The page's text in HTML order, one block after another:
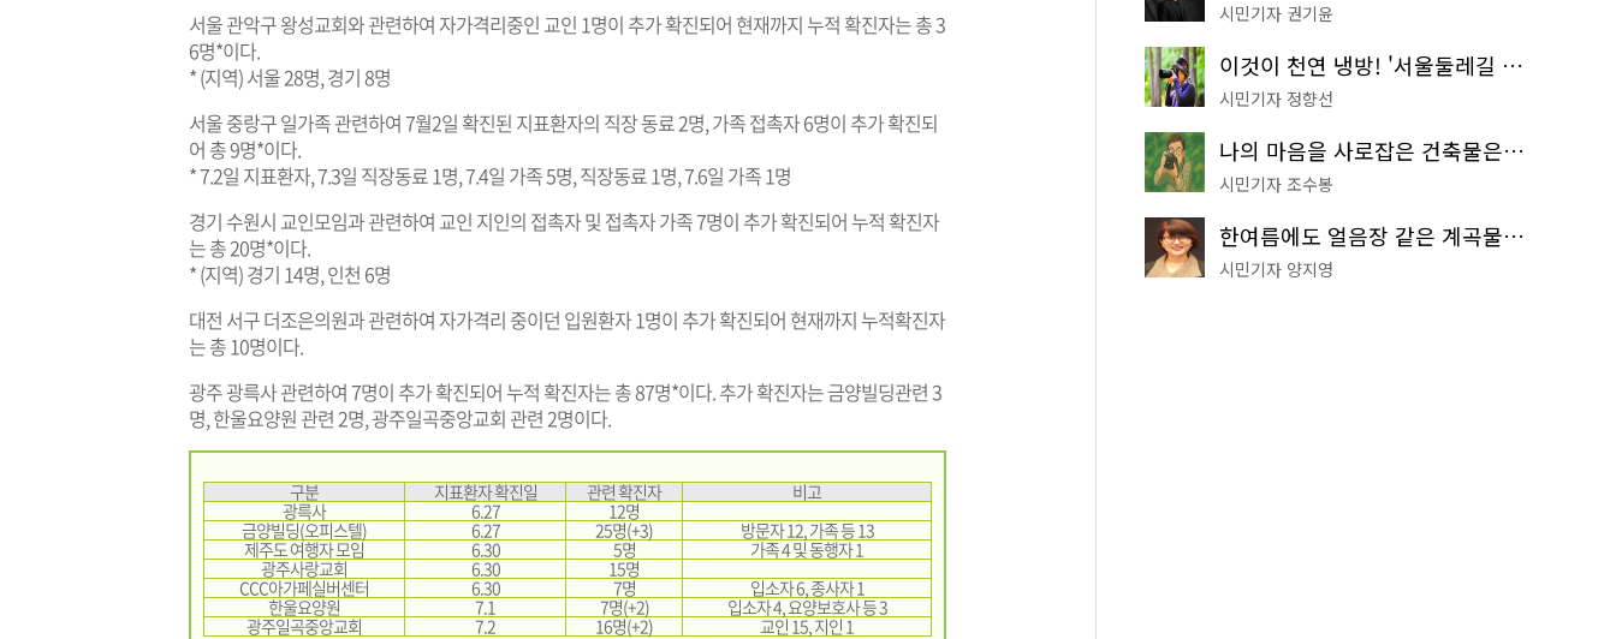
서울 관악구 왕성교회와 관련하여 자가격리중인 교인 1명이 추가 확진되어 현재까지 누적 확진자는 총 3
6명*이다.
* (지역) 서울 28명, 경기 8명
서울 중랑구 일가족 관련하여 7월2일 확진된 지표환자의 직장 동료 2명, 가족 접촉자 6명이 추가 확진되
어 총 9명*이다.
* 7.2일 지표환자, 7.3일 직장동료 1명, 7.4일 가족 5명, 직장동료 1명, 7.6일 가족 1명
경기 수원시 교인모임과 관련하여 교인 지인의 접촉자 및 접촉자 가족 7명이 추가 확진되어 누적 확진자
는 총 20명*이다.
* (지역) 경기 14명, 인천 6명
대전 서구 더조은의원과 관련하여 자가격리 중이던 입원환자 1명이 추가 확진되어 현재까지 누적확진자
는 총 10명이다.
광주 광륵사 관련하여 7명이 추가 확진되어 누적 확진자는 총 87명*이다. 추가 확진자는 금양빌딩관련 3
명, 한울요양원 관련 2명, 광주일곡중앙교회 관련 2명이다.
구분 지표환자 확진일 관련 확진자
비고
광륵사
6.27
12명
금양빌딩(오피스텔)
6.27 25명(+3)
방문자 12, 가족 등 13
제주도 여행자 모임
6.30 5명
가족 4 및 동행자 1
광주사랑교회
6.30
15명
CCC아가페실버센터
6.30 7명
입소자 6, 종사자 1
한울요양원
7.1 7명(+2)
입소자 4, 요양보호사 등 3
광주일곡중앙교회
7.2 16명(+2)
교인 15, 지인 1
시민기자 권기윤
이것이 천연 냉방! '서울둘레길 9코스'로 숲속 피서 떠나볼까
시민기자 정향선
나의 마음을 사로잡은 건축물은? '서울시 건축상' 수상작 공개!
시민기자 조수봉
한여름에도 얼음장 같은 계곡물! 서울 '진관사 계곡'이 천국이네~
시민기자 양지영